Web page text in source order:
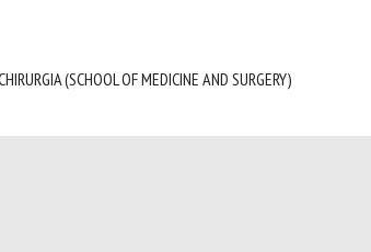
(SCHOOL OF MEDICINE AND SURGERY)